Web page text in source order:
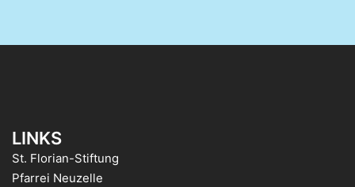
LINKS
St. Florian-Stiftung
Pfarrei Neuzelle